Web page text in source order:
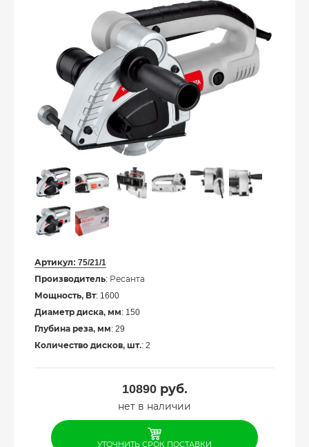
Артикул: 75/21/1
Производитель: Ресанта
Мощность, Вт: 1600
Диаметр диска, мм: 150
Глубина реза, мм: 29
Количество дисков, шт.: 2
10890руб.
нет в наличии
УТОЧНИТЬ СРОК ПОСТАВКИ